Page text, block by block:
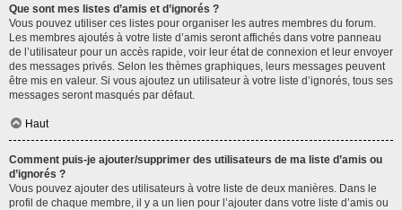
Que sont mes listes d’amis et d’ignorés ?
Vous pouvez utiliser ces listes pour organiser les autres membres du forum.
Les membres ajoutés à votre liste d’amis seront affichés dans votre panneau
de l’utilisateur pour un accès rapide, voir leur état de connexion et leur envoyer
des messages privés. Selon les thèmes graphiques, leurs messages peuvent
être mis en valeur. Si vous ajoutez un utilisateur à votre liste d’ignorés, tous ses
messages seront masqués par défaut.
Haut
Comment puis-je ajouter/supprimer des utilisateurs de ma liste d’amis ou
d’ignorés ?
Vous pouvez ajouter des utilisateurs à votre liste de deux manières. Dans le
profil de chaque membre, il y a un lien pour l’ajouter dans votre liste d’amis ou